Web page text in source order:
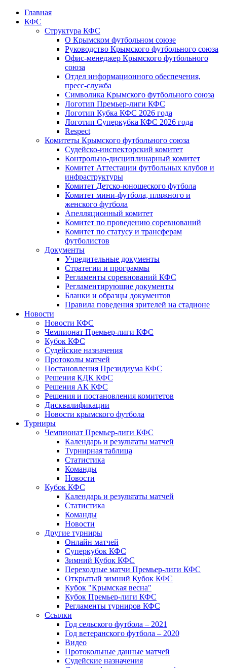
Главная
КФС
Структура КФС
О Крымском футбольном союзе
Руководство Крымского футбольного союза
Офис-менеджер Крымского футбольного
союза
Отдел информационного обеспечения,
пресс-служба
Символика Крымского футбольного союза
Логотип Премьер-лиги КФС
Логотип Кубка КФС 2026 года
Логотип Суперкубка КФС 2026 года
Respect
Комитеты Крымского футбольного союза
Судейско-инспекторский комитет
Контрольно-дисциплинарный комитет
Комитет Аттестации футбольных клубов и
инфраструктуры
Комитет Детско-юношеского футбола
Комитет мини-футбола, пляжного и
женского футбола
Апелляционный комитет
Комитет по проведению соревнований
Комитет по статусу и трансферам
футболистов
Документы
Учредительные документы
Стратегии и программы
Регламенты соревнований КФС
Регламентирующие документы
Бланки и образцы документов
Правила поведения зрителей на стадионе
Новости
Новости КФС
Чемпионат Премьер-лиги КФС
Кубок КФС
Судейские назначения
Протоколы матчей
Постановления Президиума КФС
Решения КДК КФС
Решения АК КФС
Решения и постановления комитетов
Дисквалификации
Новости крымского футбола
Турниры
Чемпионат Премьер-лиги КФС
Календарь и результаты матчей
Турнирная таблица
Статистика
Команды
Новости
Кубок КФС
Календарь и результаты матчей
Статистика
Команды
Новости
Другие турниры
Онлайн матчей
Суперкубок КФС
Зимний Кубок КФС
Переходные матчи Премьер-лиги КФС
Открытый зимний Кубок КФС
Кубок "Крымская весна"
Кубок Премьер-лиги КФС
Регламенты турниров КФС
Ссылки
Год сельского футбола – 2021
Год ветеранского футбола – 2020
Видео
Протокольные данные матчей
Судейские назначения